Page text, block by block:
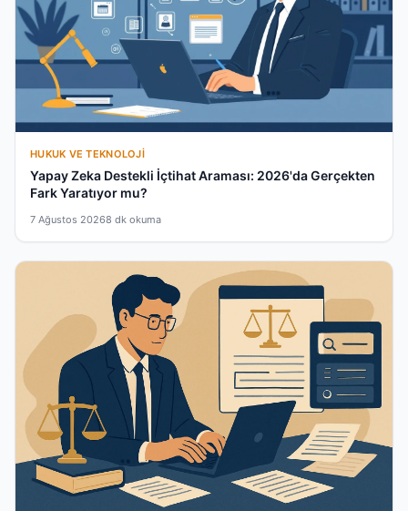
HUKUK VE TEKNOLOJI
Yapay Zeka Destekli İçtihat Araması: 2026'da Gerçekten
Fark Yaratıyor mu?
7 Ağustos 20268 dk okuma